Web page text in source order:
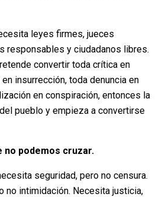
leyes firmes, jueces
responsables y ciudadanos libres.
convertir toda crítica en
insurrección, toda denuncia en
en conspiración, entonces la
pueblo y empieza a convertirse
no podemos cruzar.
seguridad, pero no censura.
no intimidación. Necesita justicia,